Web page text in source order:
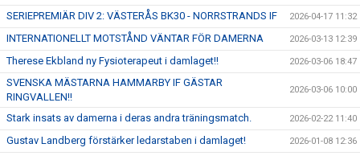
SERIEPREMIÄR DIV 2: VÄSTERÅS BK30 - NORRSTRANDS IF 2026-04-17 11:32
INTERNATIONELLT MOTSTÅND VÄNTAR FÖR DAMERNA 2026-03-13 12:39
Therese Ekbland ny Fysioterapeut i damlaget!! 2026-03-06 18:47
SVENSKA MÄSTARNA HAMMARBY IF GÄSTAR
RINGVALLEN!!
2026-03-06 10:00
Stark insats av damerna i deras andra träningsmatch. 2026-02-22 11:40
Gustav Landberg förstärker ledarstaben i damlaget! 2026-01-08 12:36